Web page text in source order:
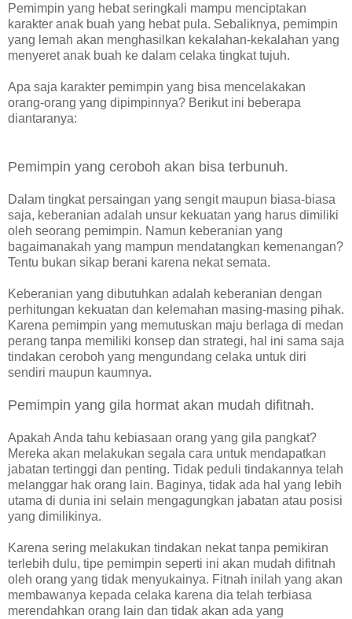
Pemimpin yang hebat seringkali mampu menciptakan
karakter anak buah yang hebat pula. Sebaliknya, pemimpin
yang lemah akan menghasilkan kekalahan-kekalahan yang
menyeret anak buah ke dalam celaka tingkat tujuh.
Apa saja karakter pemimpin yang bisa mencelakakan
orang-orang yang dipimpinnya? Berikut ini beberapa
diantaranya:
Pemimpin yang ceroboh akan bisa terbunuh.
Dalam tingkat persaingan yang sengit maupun biasa-biasa
saja, keberanian adalah unsur kekuatan yang harus dimiliki
oleh seorang pemimpin. Namun keberanian yang
bagaimanakah yang mampun mendatangkan kemenangan?
Tentu bukan sikap berani karena nekat semata.
Keberanian yang dibutuhkan adalah keberanian dengan
perhitungan kekuatan dan kelemahan masing-masing pihak.
Karena pemimpin yang memutuskan maju berlaga di medan
perang tanpa memiliki konsep dan strategi, hal ini sama saja
tindakan ceroboh yang mengundang celaka untuk diri
sendiri maupun kaumnya.
Pemimpin yang gila hormat akan mudah difitnah.
Apakah Anda tahu kebiasaan orang yang gila pangkat?
Mereka akan melakukan segala cara untuk mendapatkan
jabatan tertinggi dan penting. Tidak peduli tindakannya telah
melanggar hak orang lain. Baginya, tidak ada hal yang lebih
utama di dunia ini selain mengagungkan jabatan atau posisi
yang dimilikinya.
Karena sering melakukan tindakan nekat tanpa pemikiran
terlebih dulu, tipe pemimpin seperti ini akan mudah difitnah
oleh orang yang tidak menyukainya. Fitnah inilah yang akan
membawanya kepada celaka karena dia telah terbiasa
merendahkan orang lain dan tidak akan ada yang